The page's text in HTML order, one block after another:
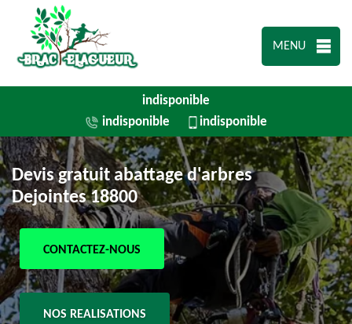
MENU
indisponible
indisponible
indisponible
Devis gratuit abattage d'arbres
Dejointes 18800
CONTACTEZ-NOUS
NOS REALISATIONS